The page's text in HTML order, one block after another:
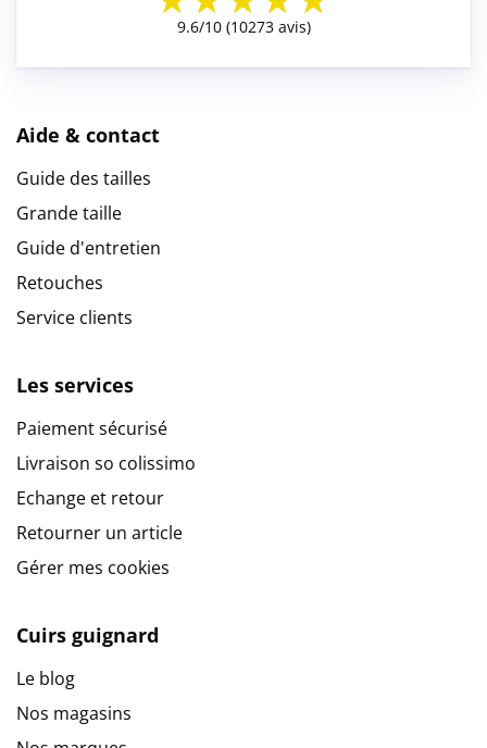
Aide & contact
Guide des tailles
Grande taille
Guide d'entretien
Retouches
Service clients
Les services
Paiement sécurisé
Livraison so colissimo
Echange et retour
Retourner un article
Gérer mes cookies
Cuirs guignard
Le blog
Nos magasins